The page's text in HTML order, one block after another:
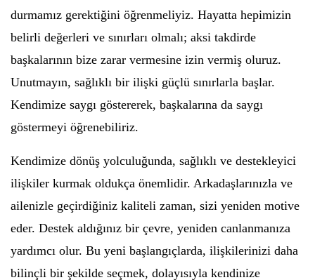
durmamız gerektiğini öğrenmeliyiz. Hayatta hepimizin
belirli değerleri ve sınırları olmalı; aksi takdirde
başkalarının bize zarar vermesine izin vermiş oluruz.
Unutmayın, sağlıklı bir ilişki güçlü sınırlarla başlar.
Kendimize saygı göstererek, başkalarına da saygı
göstermeyi öğrenebiliriz.
Kendimize dönüş yolculuğunda, sağlıklı ve destekleyici
ilişkiler kurmak oldukça önemlidir. Arkadaşlarınızla ve
ailenizle geçirdiğiniz kaliteli zaman, sizi yeniden motive
eder. Destek aldığınız bir çevre, yeniden canlanmanıza
yardımcı olur. Bu yeni başlangıçlarda, ilişkilerinizi daha
bilinçli bir şekilde seçmek, dolayısıyla kendinize